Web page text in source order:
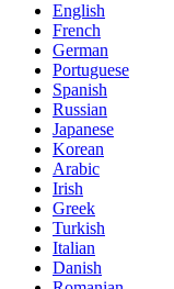
English
French
German
Portuguese
Spanish
Russian
Japanese
Korean
Arabic
Irish
Greek
Turkish
Italian
Danish